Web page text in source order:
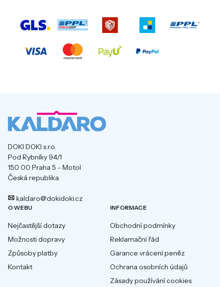
DOKI DOKI s.r.o.
Pod Rybníky 94/1
150 00 Praha 5 - Motol
Česká republika
kaldaro@dokidoki.cz
O WEBU
Nejčastější dotazy
Možnosti dopravy
Způsoby platby
Kontakt
INFORMACE
Obchodní podmínky
Reklamační řád
Garance vrácení peněz
Ochrana osobních údajů
Zásady používání cookies